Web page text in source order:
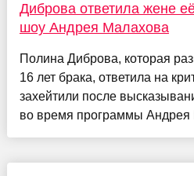
Диброва ответила жене
шоу Андрея Малахова
Полина Диброва, которая
16 лет брака, ответила на
захейтили после
во время программы Андрея